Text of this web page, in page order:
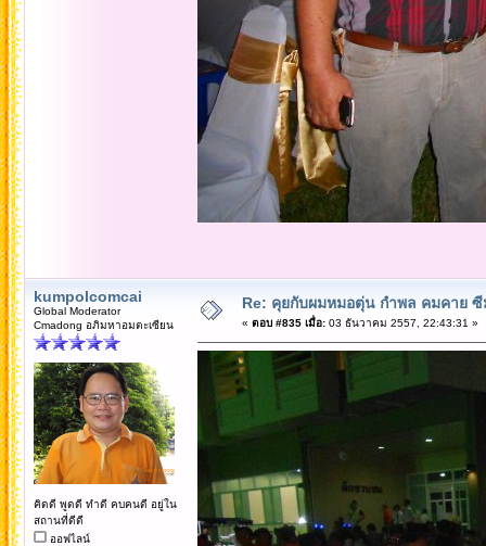
kumpolcomcai
Global Moderator
Cmadong อภิมหาอมตะเซียน
คิดดี พูดดี ทำดี คบคนดี อยู่ใน
สถานที่ดีดี
ออฟไลน์
Re: คุยกับผมหมอตุ่น กำพล คมคาย
« ตอบ #835 เมื่อ:03 ธันวาคม 2557, 22:43:31 »